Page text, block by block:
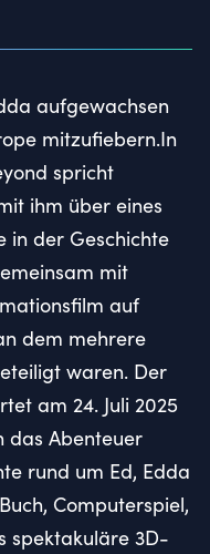
aufgewachsen
mitzufiebern.In
spricht
ihm über eines
in der Geschichte
mit
auf
dem mehrere
waren. Der
am 24. Juli 2025
das Abenteuer
rund um Ed, Edda
Computerspiel,
spektakuläre 3D-